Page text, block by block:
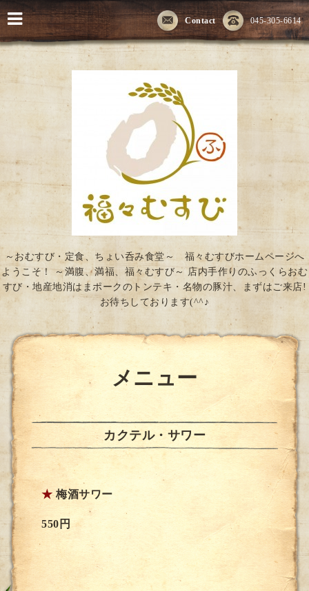
045-305-6614
Contact
～おむすび・定食、ちょい呑み食堂～ 福々むすびホームページへ
ようこそ！ ～満腹、満福、福々むすび～ 店内手作りのふっくらおむ
すび・地産地消はまポークのトンテキ・名物の豚汁、まずはご来店!
お待ちしております(^^♪
メニュー
カクテル・サワー
★ 梅酒サワー
550円